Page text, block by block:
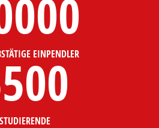
EINPENDLER
STUDIERENDE